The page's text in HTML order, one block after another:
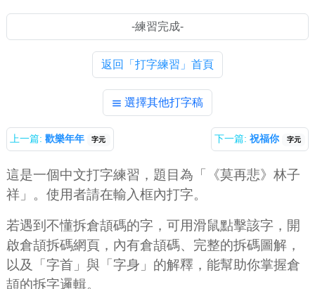
返回「打字練習」首頁
選擇其他打字稿
上一篇: 歡樂年年 字元 下一篇: 祝福你 字元
這是一個中文打字練習，題目為「《莫再悲》林子
祥」。使用者請在輸入框內打字。
若遇到不懂拆倉頡碼的字，可用滑鼠點擊該字，開
啟倉頡拆碼網頁，內有倉頡碼、完整的拆碼圖解，
以及「字首」與「字身」的解釋，能幫助你掌握倉
頡的拆字邏輯。